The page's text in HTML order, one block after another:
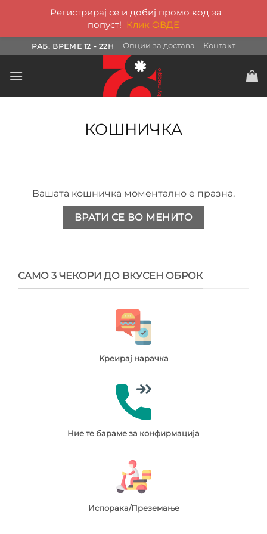
to
content
РАБ. ВРЕМЕ 12 - 22H Опции за достава Контакт
КОШНИЧКА
Вашата кошничка моментално е празна.
ВРАТИ СЕ ВО МЕНИТО
САМО 3 ЧЕКОРИ ДО ВКУСЕН ОБРОК
Kреирај нарачка
Ние те бараме за конфирмација
Испорака/Преземање
Регистрирај се и добиј промо код за
попуст! Клик ОВДЕ